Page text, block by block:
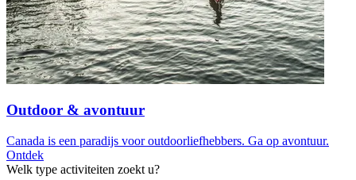
Outdoor & avontuur
Canada is een paradijs voor outdoorliefhebbers. Ga op avontuur.
Ontdek
Welk type activiteiten zoekt u?